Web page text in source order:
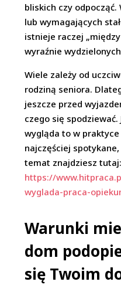
bliskich czy odpocząć.
lub wymagających
istnieje raczej
wyraźnie
Wiele zależy od
rodziną seniora.
jeszcze przed
czego się spodziewać.
wygląda to w
najczęściej
temat znajdziesz tutaj:
https://
wyglada-praca-
Warunki
dom
się Twoim